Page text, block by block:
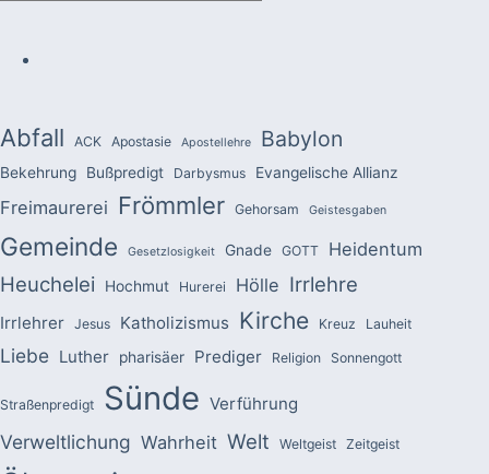
Abfall ACK Apostasie Apostellehre Babylon
Bekehrung Bußpredigt Darbysmus Evangelische Allianz
Freimaurerei Frömmler Gehorsam Geistesgaben
Gemeinde Gesetzlosigkeit Gnade GOTT Heidentum
Heuchelei Hochmut Hurerei Hölle Irrlehre
Irrlehrer Jesus Katholizismus Kirche Kreuz Lauheit
Liebe Luther pharisäer Prediger Religion Sonnengott
Straßenpredigt Sünde Verführung
Verweltlichung Wahrheit Welt Weltgeist Zeitgeist